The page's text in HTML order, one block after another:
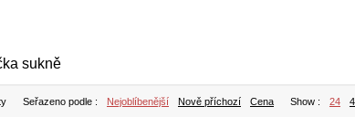
sukně
Seřazeno podle : Nejoblíbenější Nově příchozí Cena Show : 24